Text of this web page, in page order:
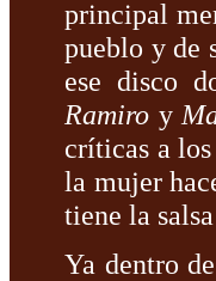
principal
pueblo y de
ese disco
Ramiro y
críticas a
la mujer
tiene la
Ya dentro